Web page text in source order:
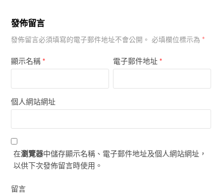
發佈留言
發佈留言必須填寫的電子郵件地址不會公開。 必填欄位標示為*
顯示名稱* 電子郵件地址*
個人網站網址
在瀏覽器中儲存顯示名稱、電子郵件地址及個人網站網址，
以供下次發佈留言時使用。
留言